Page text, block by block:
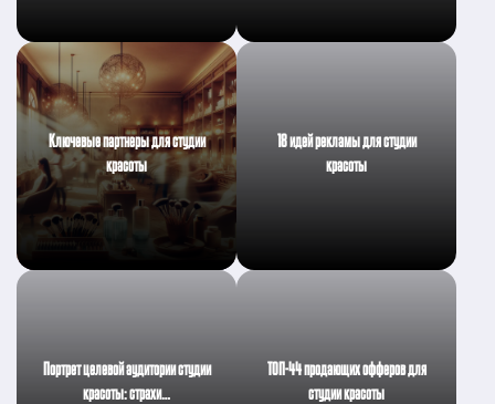
Ключевые партнеры для студии
красоты
18 идей рекламы для студии
красоты
Портрет целевой аудитории студии
красоты: страхи…
ТОП-44 продающих офферов для
студии красоты